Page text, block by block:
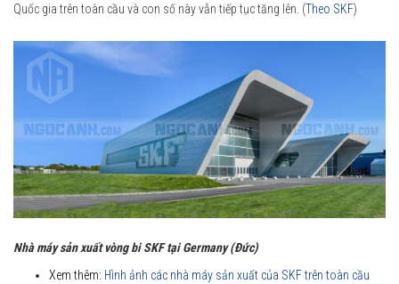
Quốc gia trên toàn cầu và con số này vẫn tiếp tục tăng lên. (Theo SKF)
Nhà máy sản xuất vòng bi SKF tại Germany (Đức)
Xem thêm: Hình ảnh các nhà máy sản xuất của SKF trên toàn cầu